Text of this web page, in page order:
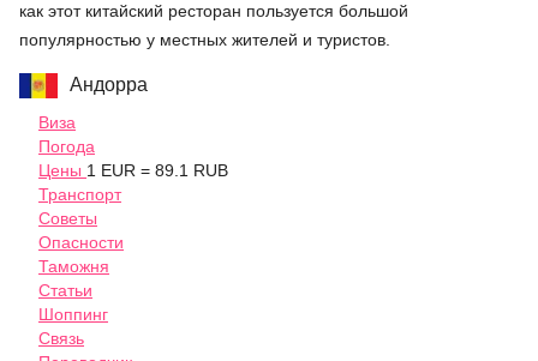
как этот китайский ресторан пользуется большой
популярностью у местных жителей и туристов.
Андорра
Виза
Погода
Цены 1 EUR = 89.1 RUB
Транспорт
Советы
Опасности
Таможня
Статьи
Шоппинг
Связь